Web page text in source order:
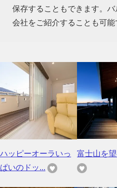
保存することもできます。
会社をご紹介することも可能
ハッピーオーラいっ
ぱいのドッ...
富士山を